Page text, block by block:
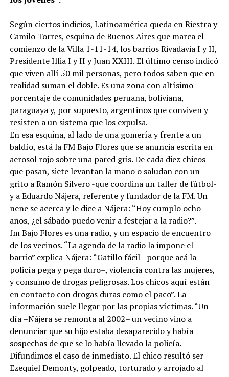
Según ciertos indicios, Latinoamérica queda en Riestra y
Camilo Torres, esquina de Buenos Aires que marca el
comienzo de la Villa 1-11-14, los barrios Rivadavia I y II,
Presidente Illia I y II y Juan XXIII. El último censo indicó
que viven allí 50 mil personas, pero todos saben que en
realidad suman el doble. Es una zona con altísimo
porcentaje de comunidades peruana, boliviana,
paraguaya y, por supuesto, argentinos que conviven y
resisten a un sistema que los expulsa.
En esa esquina, al lado de una gomería y frente a un
baldío, está la FM Bajo Flores que se anuncia escrita en
aerosol rojo sobre una pared gris. De cada diez chicos
que pasan, siete levantan la mano o saludan con un
grito a Ramón Silvero -que coordina un taller de fútbol-
y a Eduardo Nájera, referente y fundador de la FM. Un
nene se acerca y le dice a Nájera: “Hoy cumplo ocho
años, ¿el sábado puedo venir a festejar a la radio?”.
fm Bajo Flores es una radio, y un espacio de encuentro
de los vecinos. “La agenda de la radio la impone el
barrio” explica Nájera: “Gatillo fácil –porque acá la
policía pega y pega duro–, violencia contra las mujeres,
y consumo de drogas peligrosas. Los chicos aquí están
en contacto con drogas duras como el paco”. La
información suele llegar por las propias víctimas. “Un
día –Nájera se remonta al 2002– un vecino vino a
denunciar que su hijo estaba desaparecido y había
sospechas de que se lo había llevado la policía.
Difundimos el caso de inmediato. El chico resultó ser
Ezequiel Demonty, golpeado, torturado y arrojado al